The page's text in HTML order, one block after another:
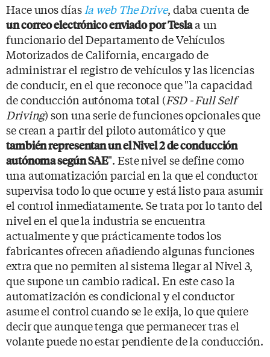
Hace unos días la web The Drive, daba cuenta de
un correo electrónico enviado por Teslaa un
funcionario del Departamento de Vehículos
Motorizados de California, encargado de
administrar el registro de vehículos y las licencias
de conducir, en el que reconoce que "la capacidad
de conducción autónoma total (FSD - Full Self
Driving) son una serie de funciones opcionales que
se crean a partir del piloto automático y que
también representan un el Nivel 2 de conducción
autónoma según SAE". Este nivel se define como
una automatización parcial en la que el conductor
supervisa todo lo que ocurre y está listo para asumir
el control inmediatamente. Se trata por lo tanto del
nivel en el que la industria se encuentra
actualmente y que prácticamente todos los
fabricantes ofrecen añadiendo algunas funciones
extra que no permiten al sistema llegar al Nivel 3,
que supone un cambio radical. En este caso la
automatización es condicional y el conductor
asume el control cuando se le exija, lo que quiere
decir que aunque tenga que permanecer tras el
volante puede no estar pendiente de la conducción.